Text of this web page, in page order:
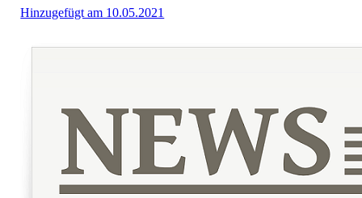
Hinzugefügt am 10.05.2021